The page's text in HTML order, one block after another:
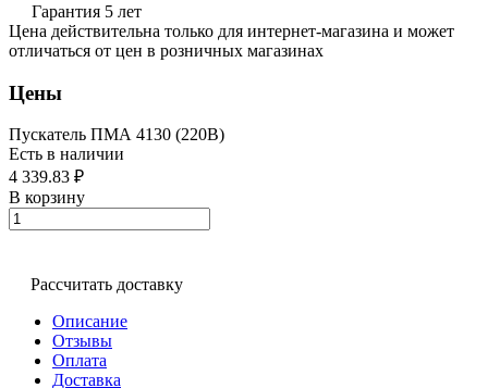
Гарантия 5 лет
Цена действительна только для интернет-магазина и может
отличаться от цен в розничных магазинах
Цены
Пускатель ПМА 4130 (220В)
Есть в наличии
4 339.83 ₽
В корзину
Рассчитать доставку
Описание
Отзывы
Оплата
Доставка